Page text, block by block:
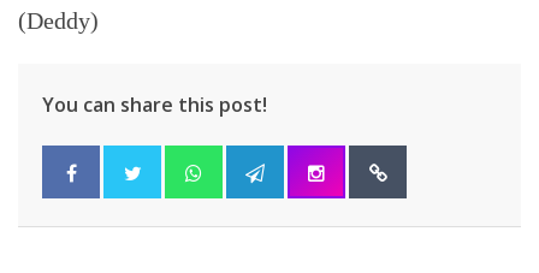
(Deddy)
You can share this post!